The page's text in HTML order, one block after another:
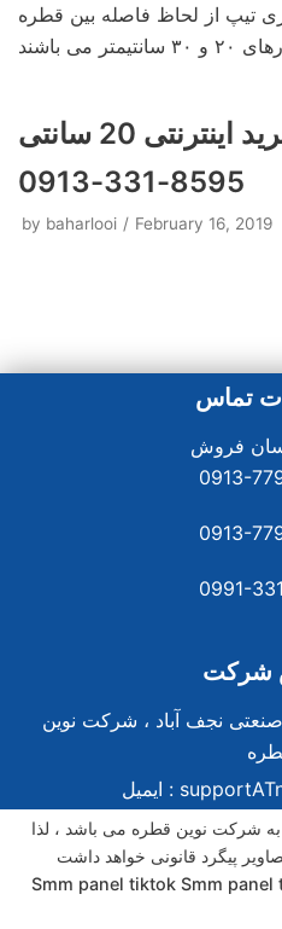
تیپ از لحاظ فاصله بین قطره
نوار تیپ سراوان خرید اینترنتی 20 سانتی
8595-331-0913
by baharlooi February 16, 2019
تماس
0913-
0913-
0991-
شرکت
نجف آباد ، شرکت نوین
ایمیل :
شرکت نوین قطره می باشد ، لذا
Smm panel tiktok Smm panel